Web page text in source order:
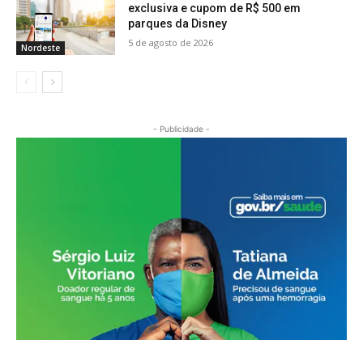
Nordeste
exclusiva e cupom de R$ 500 em
parques da Disney
5 de agosto de 2026
- Publicidade -